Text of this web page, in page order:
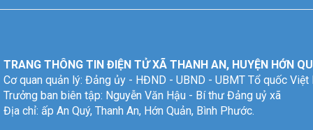
TRANG THÔNG TIN ĐIỆN TỬ XÃ THANH AN, HUYỆN HỚN
Cơ quan quản lý: Đảng ủy - HĐND - UBND - UBMT Tổ quốc Việt
Trưởng ban biên tập: Nguyễn Văn Hậu - Bí thư Đảng uỷ xã
Địa chỉ: ấp An Quý, Thanh An, Hớn Quản, Bình Phước.